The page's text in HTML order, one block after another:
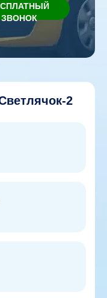
ЗВОНОК
2